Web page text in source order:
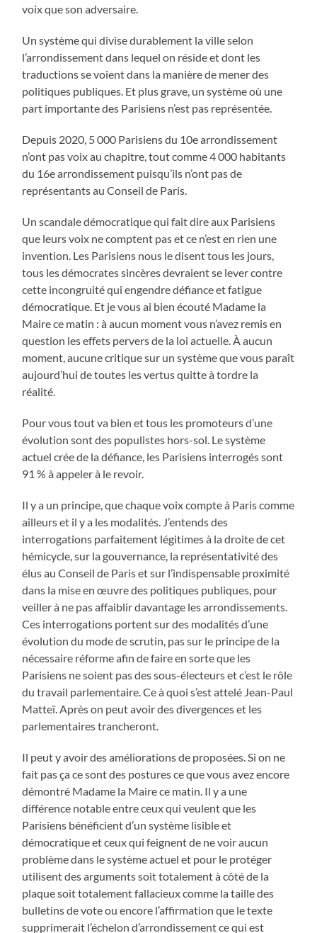
voix que son adversaire.
Un système qui divise durablement la ville selon
l’arrondissement dans lequel on réside et dont les
traductions se voient dans la manière de mener des
politiques publiques. Et plus grave, un système où une
part importante des Parisiens n’est pas représentée.
Depuis 2020, 5 000 Parisiens du 10e arrondissement
n’ont pas voix au chapitre, tout comme 4 000 habitants
du 16e arrondissement puisqu’ils n’ont pas de
représentants au Conseil de Paris.
Un scandale démocratique qui fait dire aux Parisiens
que leurs voix ne comptent pas et ce n’est en rien une
invention. Les Parisiens nous le disent tous les jours,
tous les démocrates sincères devraient se lever contre
cette incongruité qui engendre défiance et fatigue
démocratique. Et je vous ai bien écouté Madame la
Maire ce matin : à aucun moment vous n’avez remis en
question les effets pervers de la loi actuelle. À aucun
moment, aucune critique sur un système que vous paraît
aujourd’hui de toutes les vertus quitte à tordre la
réalité.
Pour vous tout va bien et tous les promoteurs d’une
évolution sont des populistes hors-sol. Le système
actuel crée de la défiance, les Parisiens interrogés sont
91 % à appeler à le revoir.
Il y a un principe, que chaque voix compte à Paris comme
ailleurs et il y a les modalités. J’entends des
interrogations parfaitement légitimes à la droite de cet
hémicycle, sur la gouvernance, la représentativité des
élus au Conseil de Paris et sur l’indispensable proximité
dans la mise en œuvre des politiques publiques, pour
veiller à ne pas affaiblir davantage les arrondissements.
Ces interrogations portent sur des modalités d’une
évolution du mode de scrutin, pas sur le principe de la
nécessaire réforme afin de faire en sorte que les
Parisiens ne soient pas des sous-électeurs et c’est le rôle
du travail parlementaire. Ce à quoi s’est attelé Jean-Paul
Matteï. Après on peut avoir des divergences et les
parlementaires trancheront.
Il peut y avoir des améliorations de proposées. Si on ne
fait pas ça ce sont des postures ce que vous avez encore
démontré Madame la Maire ce matin. Il y a une
différence notable entre ceux qui veulent que les
Parisiens bénéficient d’un système lisible et
démocratique et ceux qui feignent de ne voir aucun
problème dans le système actuel et pour le protéger
utilisent des arguments soit totalement à côté de la
plaque soit totalement fallacieux comme la taille des
bulletins de vote ou encore l’affirmation que le texte
supprimerait l’échelon d’arrondissement ce qui est